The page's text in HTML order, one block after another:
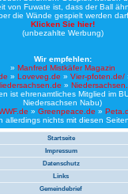
von Fuwate ist, dass der Ball
die Wände gespielt werden
Klicken Sie hier!
(unbezahlte Werbung)
Wir empfehlen:
» Manfred Mistkäfer Magazin
» Loveveg.de » Vier-pfoten.de/
»
ist ehrenamtliches Mitglied im
Niedersachsen Nabu)
» Greenpeace.de »
allerdings nichts mit diesen
Startseite
Impressum
Datenschutz
Links
Gemeindebrief